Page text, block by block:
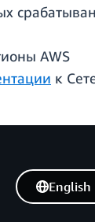
AWS
к
English